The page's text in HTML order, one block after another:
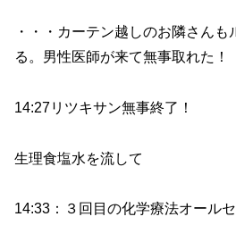
・・・カーテン越しのお隣さん
る。男性医師が来て無事取れた！
14:27リツキサン無事終了！
生理食塩水を流して
14:33：３回目の化学療法オール